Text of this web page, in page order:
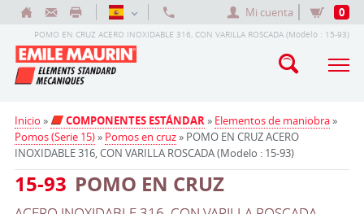
Mi cuenta 0
POMO EN CRUZ ACERO INOXIDABLE 316, CON VARILLA ROSCADA (Modelo : 15-93)
Inicio » COMPONENTES ESTÁNDAR» Elementos de maniobra»
Pomos (Serie 15)» Pomos en cruz» POMO EN CRUZ ACERO
INOXIDABLE 316, CON VARILLA ROSCADA (Modelo : 15-93)
15-93 POMO EN CRUZ